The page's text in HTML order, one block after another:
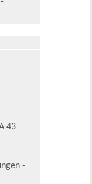
43
-